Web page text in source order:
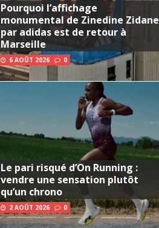
Pourquoi l’affichage
monumental de Zinedine Zidane
par adidas est de retour à
Marseille
6 AOÛT 2026 0
Le pari risqué d’On Running :
vendre une sensation plutôt
qu’un chrono
2 AOÛT 2026 0